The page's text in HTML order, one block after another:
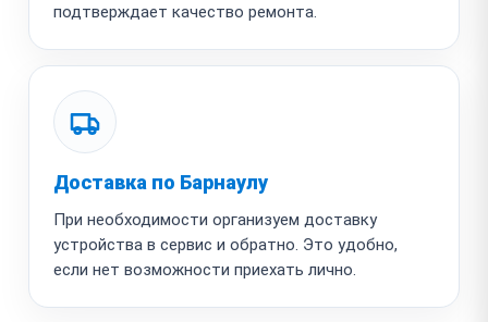
подтверждает качество ремонта.
Доставка по Барнаулу
При необходимости организуем доставку
устройства в сервис и обратно. Это удобно,
если нет возможности приехать лично.